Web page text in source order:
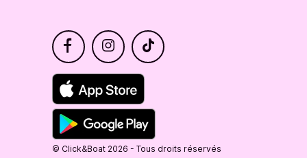
© Click&Boat 2026 - Tous droits réservés